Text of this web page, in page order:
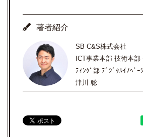
著者紹介
SB C&S株式会社
ICT事業本部 技術本
ﾃｨﾝｸﾞ部 ﾃﾞｼﾞﾀﾙｲﾉﾍﾞｰ
津川 聡